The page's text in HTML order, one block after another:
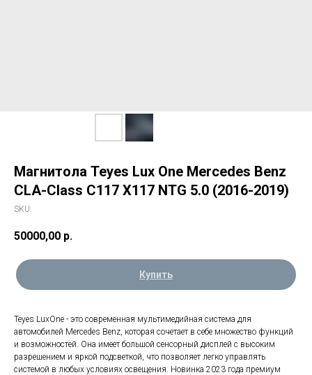
Магнитола Teyes Lux One Mercedes Benz
CLA-Class C117 X117 NTG 5.0 (2016-2019)
SKU:
50000,00 р.
Купить
Teyes LuxOne - это современная мультимедийная система для
автомобилей Mercedes Benz, которая сочетает в себе множество функций
и возможностей. Она имеет большой сенсорный дисплей с высоким
разрешением и яркой подсветкой, что позволяет легко управлять
системой в любых условиях освещения. Новинка 2023 года премиум